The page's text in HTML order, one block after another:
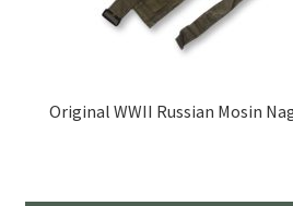
Original WWII Russian Mosin